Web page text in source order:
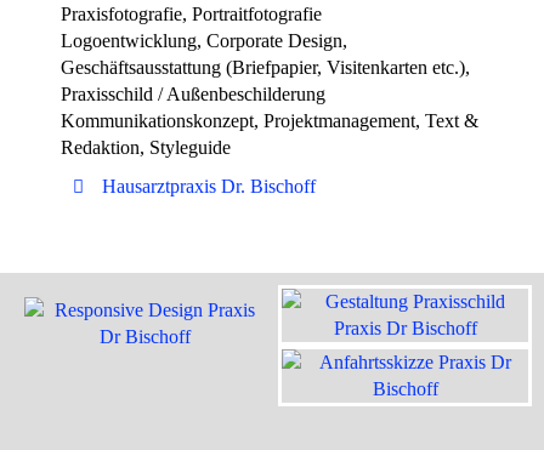
Praxisfotografie, Portraitfotografie
Logoentwicklung, Corporate Design,
Geschäftsausstattung (Briefpapier, Visitenkarten etc.),
Praxisschild / Außenbeschilderung
Kommunikationskonzept, Projektmanagement, Text &
Redaktion, Styleguide
Hausarztpraxis Dr. Bischoff